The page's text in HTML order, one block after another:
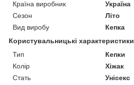
Країна виробник
Україна
Сезон
Літо
Вид виробу
Кепка
Користувальницькі характеристики
Тип
Кепки
Колір
Хіжак
Стать
Унісекс